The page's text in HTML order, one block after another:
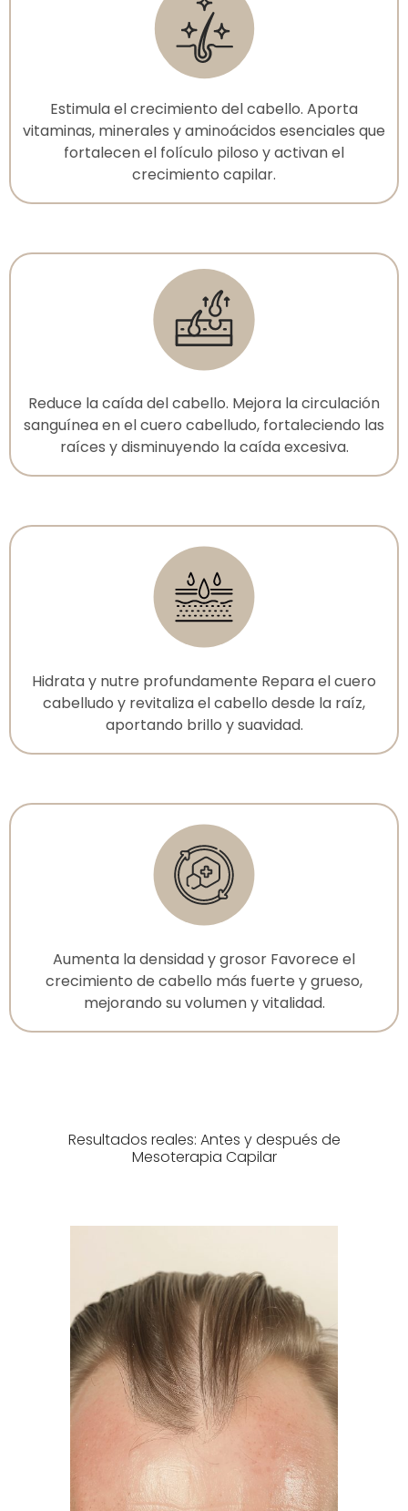
Estimula el crecimiento del cabello. Aporta
vitaminas, minerales y aminoácidos esenciales que
fortalecen el folículo piloso y activan el
crecimiento capilar.
Reduce la caída del cabello. Mejora la circulación
sanguínea en el cuero cabelludo, fortaleciendo las
raíces y disminuyendo la caída excesiva.
Hidrata y nutre profundamente Repara el cuero
cabelludo y revitaliza el cabello desde la raíz,
aportando brillo y suavidad.
Aumenta la densidad y grosor Favorece el
crecimiento de cabello más fuerte y grueso,
mejorando su volumen y vitalidad.
Resultados reales: Antes y después de
Mesoterapia Capilar